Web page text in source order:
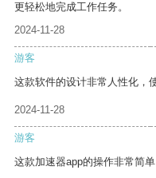
更轻松地完成工作任务。
2024-11-28
游客
这款软件的设计非常人性化，
2024-11-28
游客
这款加速器app的操作非常简